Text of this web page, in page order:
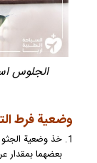
الجلوس
وضعية فرط
خذ وضعية
بعضهما بمقدار